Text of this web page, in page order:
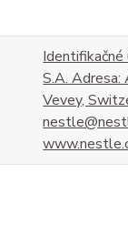
S.A.
Vevey,